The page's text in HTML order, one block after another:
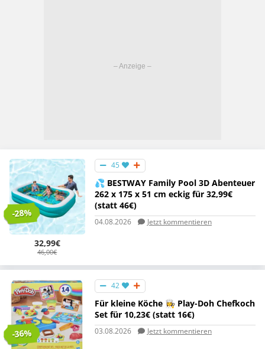
-28%
32,99€
46,00€
45
💦 BESTWAY Family Pool 3D Abenteuer
262 x 175 x 51 cm eckig für 32,99€
(statt 46€)
04.08.2026 Jetzt kommentieren
-36%
42
Für kleine Köche 👩‍🍳 Play-Doh Chefkoch
Set für 10,23€ (statt 16€)
03.08.2026 Jetzt kommentieren